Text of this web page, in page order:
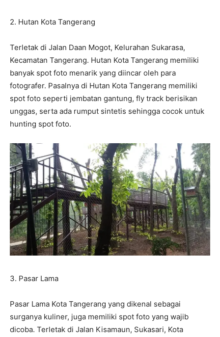
2.⁠ ⁠Hutan Kota Tangerang
Terletak di Jalan Daan Mogot, Kelurahan Sukarasa,
Kecamatan Tangerang. Hutan Kota Tangerang memiliki
banyak spot foto menarik yang diincar oleh para
fotografer. Pasalnya di Hutan Kota Tangerang memiliki
spot foto seperti jembatan gantung, fly track berisikan
unggas, serta ada rumput sintetis sehingga cocok untuk
hunting spot foto.
3.⁠ ⁠Pasar Lama
Pasar Lama Kota Tangerang yang dikenal sebagai
surganya kuliner, juga memiliki spot foto yang wajib
dicoba. Terletak di Jalan Kisamaun, Sukasari, Kota